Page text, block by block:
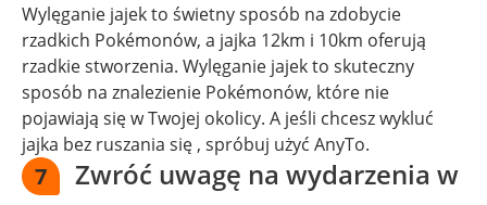
Wylęganie jajek to świetny sposób na zdobycie
rzadkich Pokémonów, a jajka 12km i 10km oferują
rzadkie stworzenia. Wylęganie jajek to skuteczny
sposób na znalezienie Pokémonów, które nie
pojawiają się w Twojej okolicy. A jeśli chcesz wykluć
jajka bez ruszania się , spróbuj użyć AnyTo.
7
Zwróć uwagę na wydarzenia w